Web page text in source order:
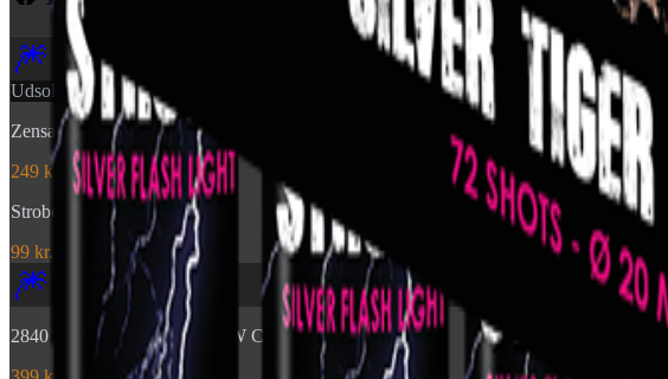
🎆
Udsolgt
Zensation: Brocade Crown
249 kr.
Stroboscope 60sec
99 kr.
🎆
2840 - TIME RAIN WILLOW CROSSETTE FAN